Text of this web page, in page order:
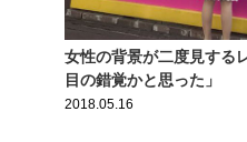
女性の背景が二度見する
目の錯覚かと思った」
2018.05.16